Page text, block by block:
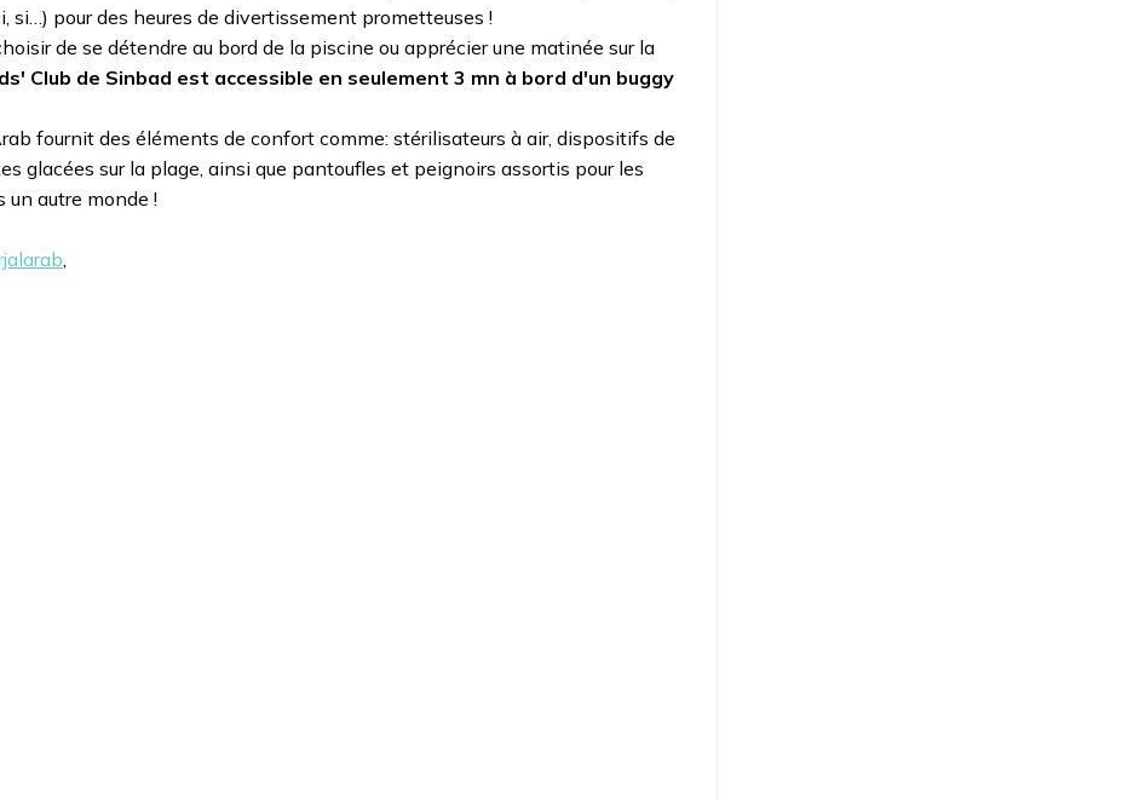
si…) pour des heures de divertissement prometteuses !
de se détendre au bord de la piscine ou apprécier une matinée sur la
Club de Sinbad est accessible en seulement 3 mn à bord d'un buggy
fournit des éléments de confort comme: stérilisateurs à air, dispositifs de
glacées sur la plage, ainsi que pantoufles et peignoirs assortis pour les
autre monde !